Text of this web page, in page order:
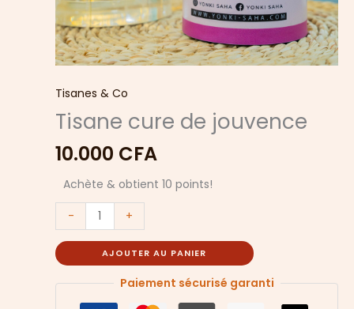
Tisanes & Co
Tisane cure de jouvence
10.000 CFA
Achète & obtient 10 points!
-
+
AJOUTER AU PANIER
Paiement sécurisé garanti